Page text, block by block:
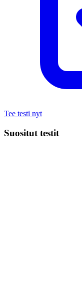
Tee testi nyt
Suositut testit